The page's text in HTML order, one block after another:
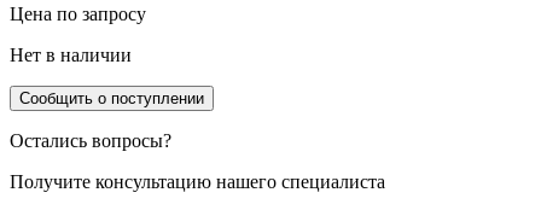
Цена по запросу
Нет в наличии
Сообщить о поступлении
Остались вопросы?
Получите консультацию нашего специалиста